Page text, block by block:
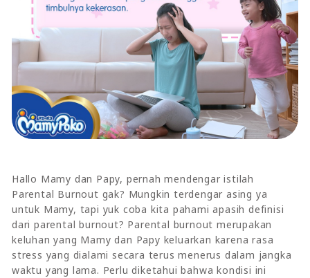
Hallo Mamy dan Papy, pernah mendengar istilah
Parental Burnout gak? Mungkin terdengar asing ya
untuk Mamy, tapi yuk coba kita pahami apasih definisi
dari parental burnout? Parental burnout merupakan
keluhan yang Mamy dan Papy keluarkan karena rasa
stress yang dialami secara terus menerus dalam jangka
waktu yang lama. Perlu diketahui bahwa kondisi ini